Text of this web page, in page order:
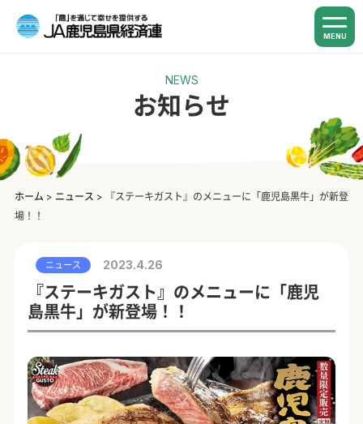
MENU
NEWS
お知らせ
ホーム > ニュース >
『ステーキガスト』のメニューに「鹿児島黒牛」が新登
場！！
ニュース 2023.4.26
『ステーキガスト』のメニューに「鹿児
島黒牛」が新登場！！